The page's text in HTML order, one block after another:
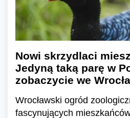
Nowi skrzydlaci
Jedyną taką parę w
zobaczycie we
Wrocławski ogród
fascynujących